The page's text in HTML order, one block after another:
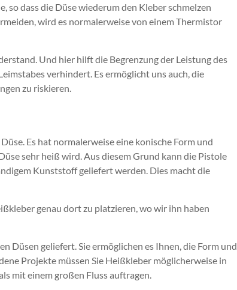
so dass die Düse wiederum den Kleber schmelzen
wird es normalerweise von einem Thermistor
Und hier hilft die Begrenzung der Leistung des
verhindert. Es ermöglicht uns auch, die
zu riskieren.
Es hat normalerweise eine konische Form und
sehr heiß wird. Aus diesem Grund kann die Pistole
Kunststoff geliefert werden. Dies macht die
genau dort zu platzieren, wo wir ihn haben
Düsen geliefert. Sie ermöglichen es Ihnen, die Form und
Projekte müssen Sie Heißkleber möglicherweise in
mit einem großen Fluss auftragen.